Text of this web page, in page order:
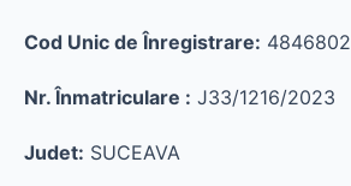
Cod Unic de Înregistrare:
Nr. Înmatriculare : J33/1216/2023
Judet: SUCEAVA